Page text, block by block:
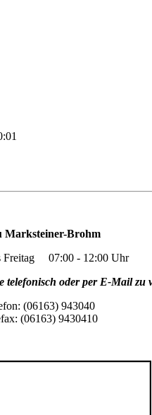
Marksteiner-Brohm
Freitag 07:00 - 12:00 Uhr
telefonisch oder per E-Mail zu
(06163) 943040
(06163) 9430410